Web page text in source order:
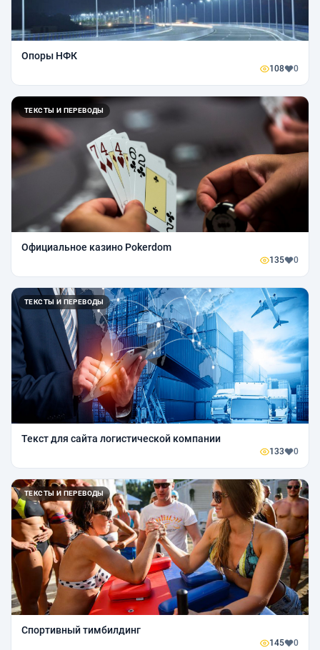
Опоры НФК
108 0
ТЕКСТЫ И ПЕРЕВОДЫ
Официальное казино Pokerdom
135 0
ТЕКСТЫ И ПЕРЕВОДЫ
Текст для сайта логистической компании
133 0
ТЕКСТЫ И ПЕРЕВОДЫ
Спортивный тимбилдинг
145 0